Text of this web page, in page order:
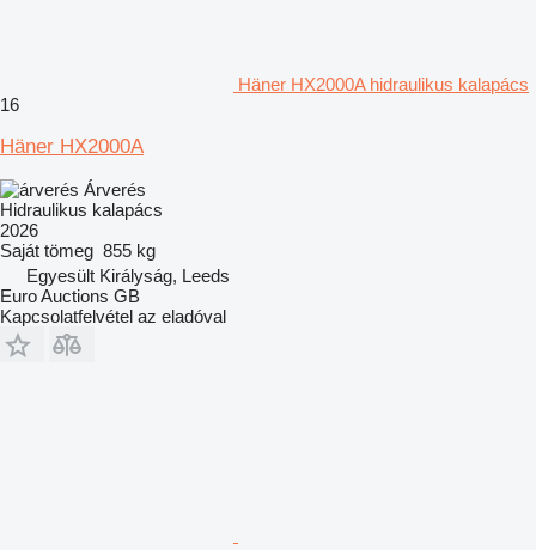
Häner HX2000A hidraulikus kalapács
16
Häner HX2000A
Árverés
Hidraulikus kalapács
2026
Saját tömeg 855 kg
Egyesült Királyság, Leeds
Euro Auctions GB
Kapcsolatfelvétel az eladóval